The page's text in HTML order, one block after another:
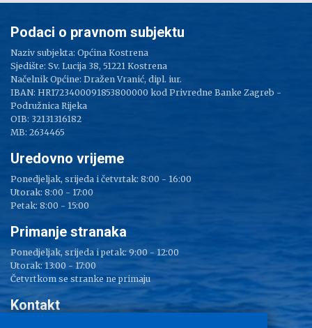
Podaci o pravnom subjektu
Naziv subjekta: Općina Kostrena
Sjedište: Sv. Lucija 38, 51221 Kostrena
Načelnik Općine: Dražen Vranić, dipl. iur.
IBAN: HR1723400091853800000 kod Privredne Banke Zagreb -
Podružnica Rijeka
OIB: 32131316182
MB: 2634465
Uredovno vrijeme
Ponedjeljak, srijeda i četvrtak: 8:00 - 16:00
Utorak: 8:00 - 17:00
Petak: 8:00 - 15:00
Primanje stranaka
Ponedjeljak, srijeda i petak: 9:00 - 12:00
Utorak: 13:00 - 17:00
Četvrtkom se stranke ne primaju
Kontakt